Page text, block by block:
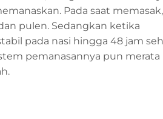
Pada saat
pulen. Sedangkan ketika
pada nasi hingga 48 jam
pemanasannya pun merata